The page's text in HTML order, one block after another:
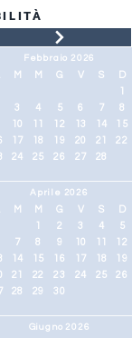
Febbraio 2026
M M G V S
D
1
3 4 5 6 7
8
10 11 12 13 14
15
17 18 19 20 21
22
24 25 26 27 28
Aprile 2026
M M G V S
D
1
2 3 4
5
7 8 9 10 11
12
14 15 16 17 18
19
21 22 23 24 25
26
28 29 30
Giugno 2026